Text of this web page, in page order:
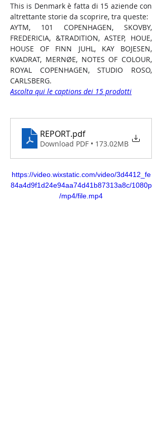
This is Denmark è fatta di 15 aziende con
altrettante storie da scoprire, tra queste:
AYTM, 101 COPENHAGEN, SKOVBY,
FREDERICIA, &TRADITION, ASTEP, HOUE,
HOUSE OF FINN JUHL, KAY BOJESEN,
KVADRAT, MERNØE, NOTES OF COLOUR,
ROYAL COPENHAGEN, STUDIO ROSO,
CARLSBERG.
Ascolta qui le captions dei 15 prodotti
REPORT.pdf
Download PDF • 173.02MB
https://video.wixstatic.com/video/3d4412_fe
84a4d9f1d24e94aa74d41b87313a8c/1080p
/mp4/file.mp4